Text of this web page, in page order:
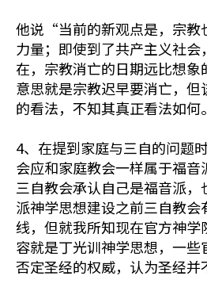
他说“当前的新观点是，宗教
力量；即使到了共产主义社
在，宗教消亡的日期远比想
意思就是宗教迟早要消亡，
的看法，不知其真正看法如何。
4、在提到家庭与三自的问题
会应和家庭教会一样属于福
三自教会承认自己是福音派
派神学思想建设之前三自教
线，但就我所知现在官方神
容就是丁光训神学思想，一
否定圣经的权威，认为圣经并